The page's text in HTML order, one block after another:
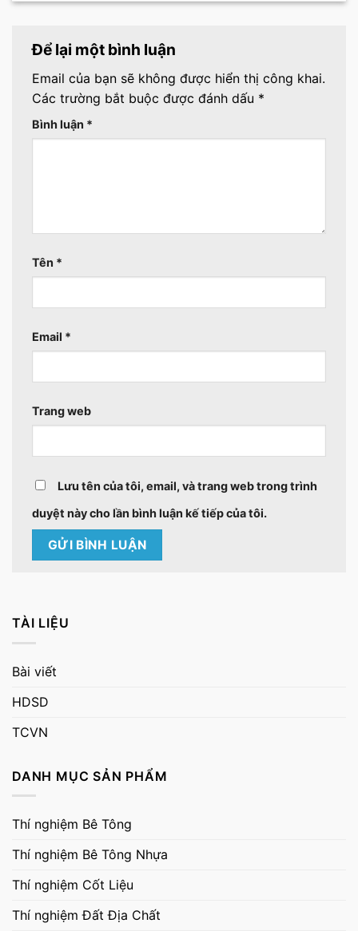
TÀI LIỆU
Bài viết
HDSD
TCVN
DANH MỤC SẢN PHẨM
Thí nghiệm Bê Tông
Thí nghiệm Bê Tông Nhựa
Thí nghiệm Cốt Liệu
Thí nghiệm Đất Địa Chất
Để lại một bình luận
Email của bạn sẽ không được hiển thị công khai.
Các trường bắt buộc được đánh dấu *
Bình luận *
Tên *
Email *
Trang web
Lưu tên của tôi, email, và trang web trong trình
duyệt này cho lần bình luận kế tiếp của tôi.